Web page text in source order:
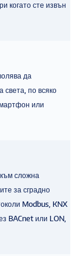
когато сте извън
да
света, по всяко
или
сложна
за сградно
Modbus, KNX
BACnet или LON,